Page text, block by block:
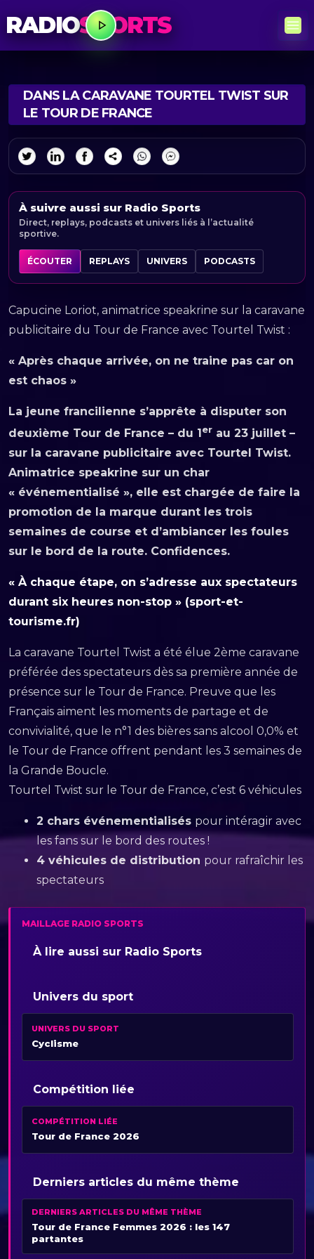
RADIOSPORTS
DANS LA CARAVANE TOURTEL TWIST SUR
LE TOUR DE FRANCE
À suivre aussi sur Radio Sports
Direct, replays, podcasts et univers liés à l’actualité
sportive.
ÉCOUTER REPLAYS UNIVERS PODCASTS
Capucine Loriot, animatrice speakrine sur la caravane
publicitaire du Tour de France avec Tourtel Twist :
« Après chaque arrivée, on ne traine pas car on
est chaos »
La jeune francilienne s’apprête à disputer son
deuxième Tour de France – du 1 er au 23 juillet –
sur la caravane publicitaire avec Tourtel Twist.
Animatrice speakrine sur un char
« événementialisé », elle est chargée de faire la
promotion de la marque durant les trois
semaines de course et d’ambiancer les foules
sur le bord de la route. Confidences.
« À chaque étape, on s’adresse aux spectateurs
durant six heures non-stop » (sport-et-
tourisme.fr)
La caravane Tourtel Twist a été élue 2ème caravane
préférée des spectateurs dès sa première année de
présence sur le Tour de France. Preuve que les
Français aiment les moments de partage et de
convivialité, que le n°1 des bières sans alcool 0,0% et
le Tour de France offrent pendant les 3 semaines de
la Grande Boucle.
Tourtel Twist sur le Tour de France, c’est 6 véhicules
2 chars événementialisés pour intéragir avec
les fans sur le bord des routes !
4 véhicules de distribution pour rafraîchir les
spectateurs
MAILLAGE RADIO SPORTS
À lire aussi sur Radio Sports
Univers du sport
UNIVERS DU SPORT
Cyclisme
Compétition liée
COMPÉTITION LIÉE
Tour de France 2026
Derniers articles du même thème
DERNIERS ARTICLES DU MÊME THÈME
Tour de France Femmes 2026 : les 147
partantes